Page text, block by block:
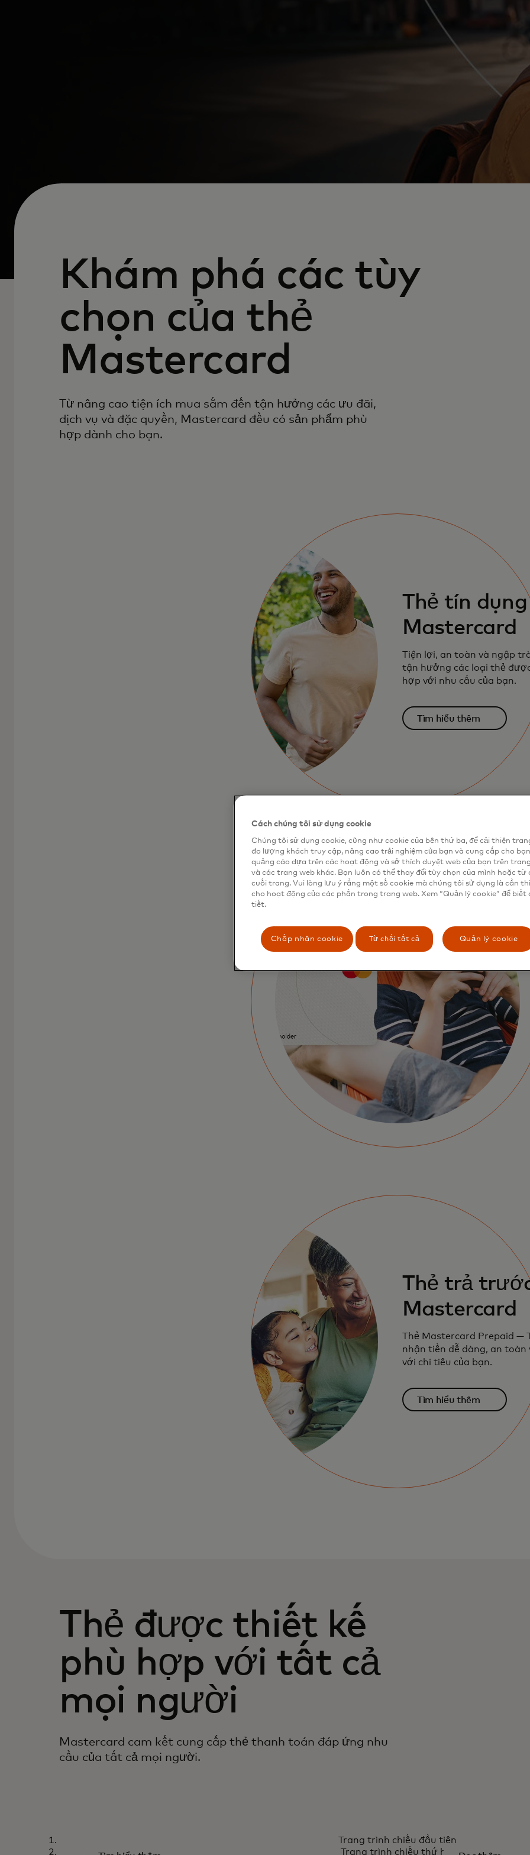
Khám phá các tùy
chọn của thẻ
Mastercard
Từ nâng cao tiện ích mua sắm đến tận hưởng các ưu đãi,
dịch vụ và đặc quyền, Mastercard đều có sản phẩm phù
hợp dành cho bạn.
Thẻ tín dụng
Mastercard
Tiện lợi, an toàn và ngập
tận hưởng các loại thẻ
hợp với nhu cầu của bạn.
Tìm hiểu thêm
Thẻ trả
Mastercard
Thẻ Mastercard Prepaid —
nhận tiền dễ dàng, an toàn
với chi tiêu của bạn.
Tìm hiểu thêm
Thẻ được thiết kế
phù hợp với tất cả
mọi người
Mastercard cam kết cung cấp thẻ thanh toán đáp ứng nhu
cầu của tất cả mọi người.
TRUE NAME
Trang trình chiếu đầu tiên
Trang trình chiếu thứ hai
Cách chúng tôi sử dụng cookie
Chúng tôi sử dụng cookie, cũng như cookie của bên thứ ba, để cải thiện
đo lượng khách truy cập, nâng cao trải nghiệm của bạn và cung cấp cho bạn
quảng cáo dựa trên các hoạt động và sở thích duyệt web của bạn trên
và các trang web khác. Bạn luôn có thể thay đổi tùy chọn của mình hoặc từ
cuối trang. Vui lòng lưu ý rằng một số cookie mà chúng tôi sử dụng là cần
cho hoạt động của các phần trong trang web. Xem “Quản lý cookie” để biết
tiết.
Chấp nhận cookie Từ chối tất cả Quản lý cookie